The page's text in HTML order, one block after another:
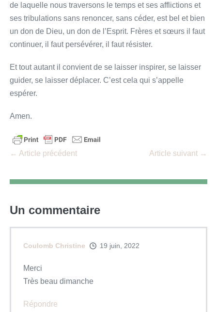
de laquelle nous traversons le temps et ses afflictions et
ses tribulations sans renoncer, sans céder, est bel et bien
un don de Dieu, un don de l’Esprit. Frères et sœurs il faut
continuer, il faut persévérer, il faut résister.
Et tout autant il convient de se laisser inspirer, se laisser
guider, se laisser déplacer. C’est cela qui s’appelle
espérer.
Amen.
Navigation
← Article précédent Article suivant →
Un commentaire
Coulomb Christine 19 juin, 2022
Merci
Très beau dimanche
Répondre